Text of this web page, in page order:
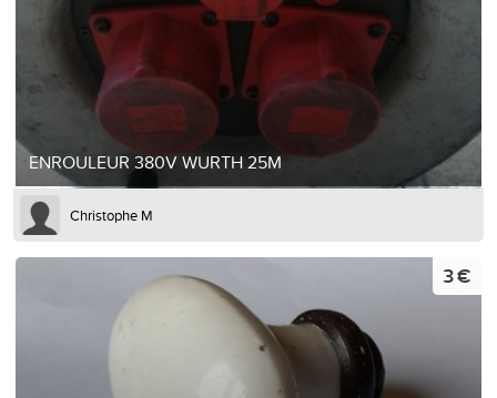
ENROULEUR 380V WURTH 25M
Christophe M
3 €